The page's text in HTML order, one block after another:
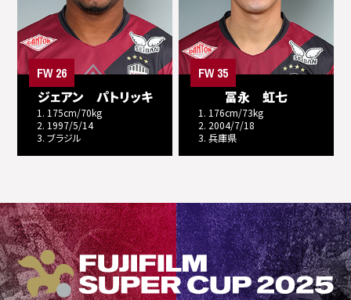
FW 26
ジェアン パトリッキ
1. 175cm/70kg
2. 1997/5/14
3. ブラジル
FW 35
冨永 虹七
1. 176cm/73kg
2. 2004/7/18
3. 兵庫県